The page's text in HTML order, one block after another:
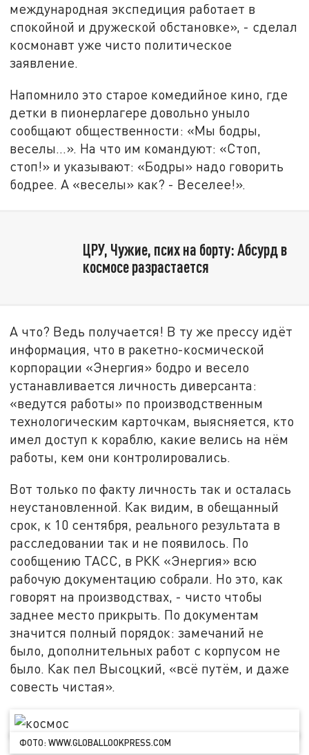
международная экспедиция работает в
спокойной и дружеской обстановке», - сделал
космонавт уже чисто политическое
заявление.
Напомнило это старое комедийное кино, где
детки в пионерлагере довольно уныло
сообщают общественности: «Мы бодры,
веселы…». На что им командуют: «Стоп,
стоп!» и указывают: «Бодры» надо говорить
бодрее. А «веселы» как? - Веселее!».
ЦРУ, Чужие, псих на борту: Абсурд в
космосе разрастается
А что? Ведь получается! В ту же прессу идёт
информация, что в ракетно-космической
корпорации «Энергия» бодро и весело
устанавливается личность диверсанта:
«ведутся работы» по производственным
технологическим карточкам, выясняется, кто
имел доступ к кораблю, какие велись на нём
работы, кем они контролировались.
Вот только по факту личность так и осталась
неустановленной. Как видим, в обещанный
срок, к 10 сентября, реального результата в
расследовании так и не появилось. По
сообщению ТАСС, в РКК «Энергия» всю
рабочую документацию собрали. Но это, как
говорят на производствах, - чисто чтобы
заднее место прикрыть. По документам
значится полный порядок: замечаний не
было, дополнительных работ с корпусом не
было. Как пел Высоцкий, «всё путём, и даже
совесть чистая».
ФОТО: WWW.GLOBALLOOKPRESS.COM